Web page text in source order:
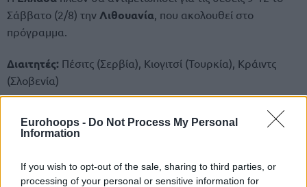
Eurohoops - Do Not Process My Personal
Information
If you wish to opt-out of the sale, sharing to third parties, or
processing of your personal or sensitive information for
Σάββατο (2/8) την Λιθουανία , που ακολουθεί στο
πρόγραμμα.
Διαιτητές: Πέσιτς (Σερβία), Κιογιτσί (Τουρκία), Κράιντς
(Σλοβενία)